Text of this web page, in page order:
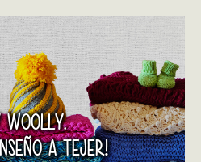
WOOLLY.
A TEJER!